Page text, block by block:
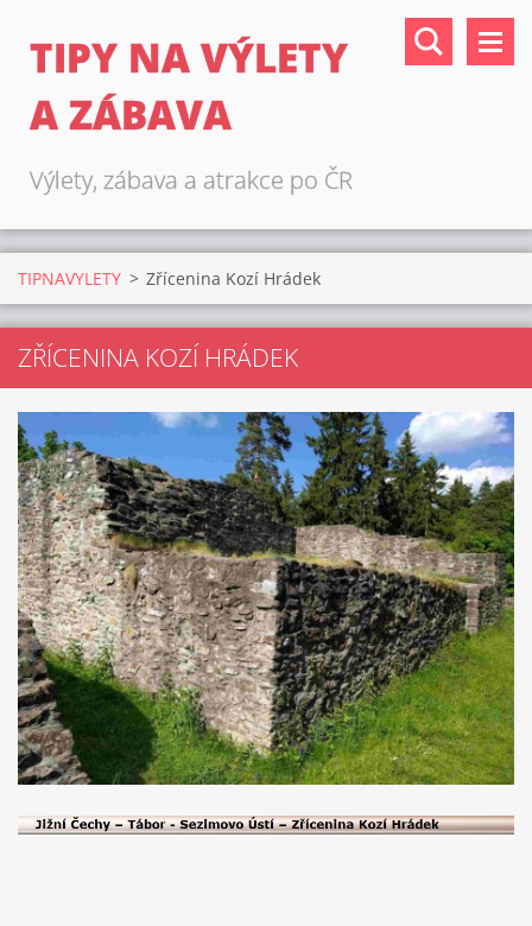
TIPY NA VÝLETY
A ZÁBAVA
Výlety, zábava a atrakce po ČR
TIPNAVYLETY > Zřícenina Kozí Hrádek
ZŘÍCENINA KOZÍ HRÁDEK